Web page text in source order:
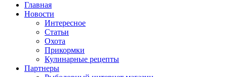
Главная
Новости
Интересное
Статьи
Охота
Прикормки
Кулинарные рецепты
Партнеры